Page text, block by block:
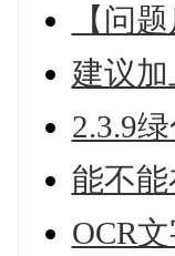
【问
建议
2.3.9
能不
OCR